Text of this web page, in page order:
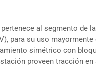
al segmento de
para su uso mayormente
simétrico con
proveen tracción en